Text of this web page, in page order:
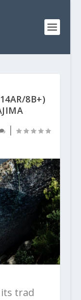
8B+)
|
trad